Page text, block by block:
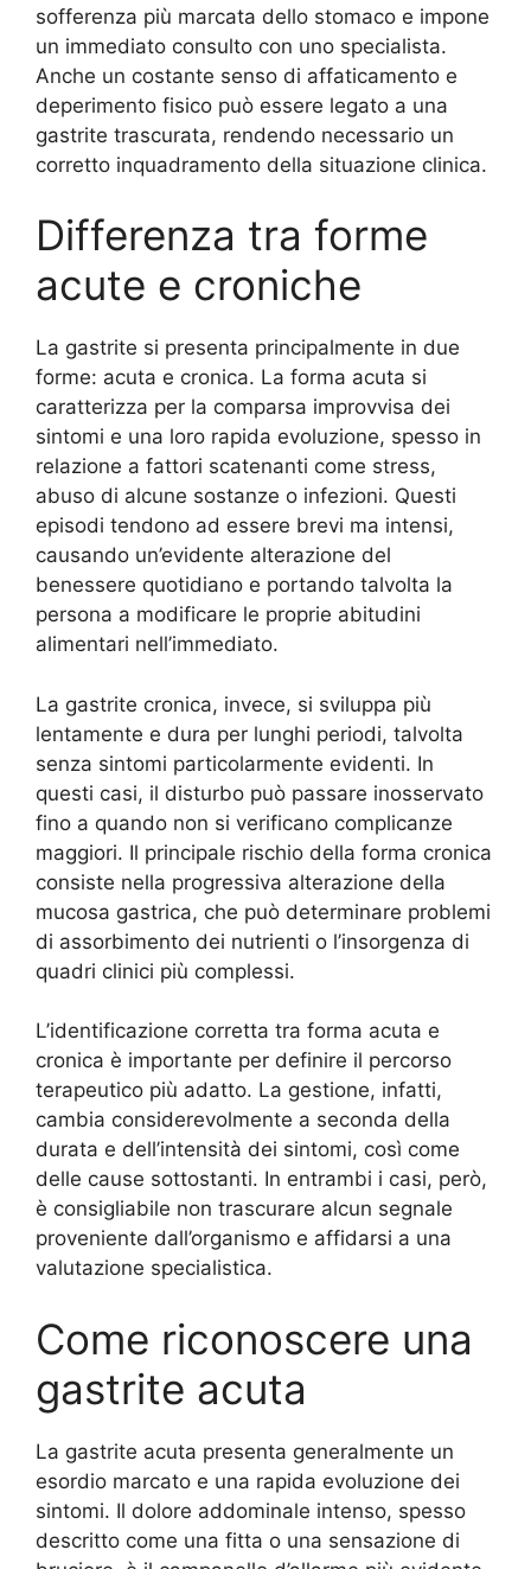
sofferenza più marcata dello stomaco e impone
un immediato consulto con uno specialista.
Anche un costante senso di affaticamento e
deperimento fisico può essere legato a una
gastrite trascurata, rendendo necessario un
corretto inquadramento della situazione clinica.
Differenza tra forme
acute e croniche
La gastrite si presenta principalmente in due
forme: acuta e cronica. La forma acuta si
caratterizza per la comparsa improvvisa dei
sintomi e una loro rapida evoluzione, spesso in
relazione a fattori scatenanti come stress,
abuso di alcune sostanze o infezioni. Questi
episodi tendono ad essere brevi ma intensi,
causando un’evidente alterazione del
benessere quotidiano e portando talvolta la
persona a modificare le proprie abitudini
alimentari nell’immediato.
La gastrite cronica, invece, si sviluppa più
lentamente e dura per lunghi periodi, talvolta
senza sintomi particolarmente evidenti. In
questi casi, il disturbo può passare inosservato
fino a quando non si verificano complicanze
maggiori. Il principale rischio della forma cronica
consiste nella progressiva alterazione della
mucosa gastrica, che può determinare problemi
di assorbimento dei nutrienti o l’insorgenza di
quadri clinici più complessi.
L’identificazione corretta tra forma acuta e
cronica è importante per definire il percorso
terapeutico più adatto. La gestione, infatti,
cambia considerevolmente a seconda della
durata e dell’intensità dei sintomi, così come
delle cause sottostanti. In entrambi i casi, però,
è consigliabile non trascurare alcun segnale
proveniente dall’organismo e affidarsi a una
valutazione specialistica.
Come riconoscere una
gastrite acuta
La gastrite acuta presenta generalmente un
esordio marcato e una rapida evoluzione dei
sintomi. Il dolore addominale intenso, spesso
descritto come una fitta o una sensazione di